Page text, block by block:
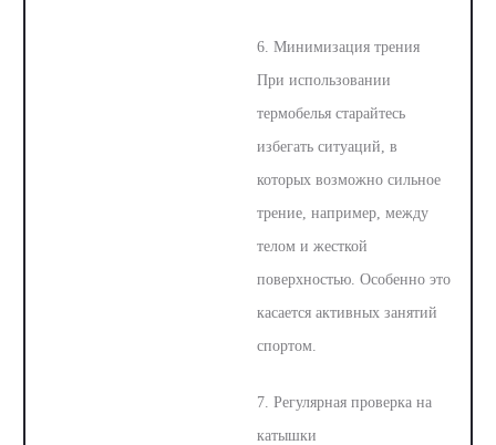
6. Минимизация трения
При использовании
термобелья старайтесь
избегать ситуаций, в
которых возможно сильное
трение, например, между
телом и жесткой
поверхностью. Особенно это
касается активных занятий
спортом.
7. Регулярная проверка на
катышки